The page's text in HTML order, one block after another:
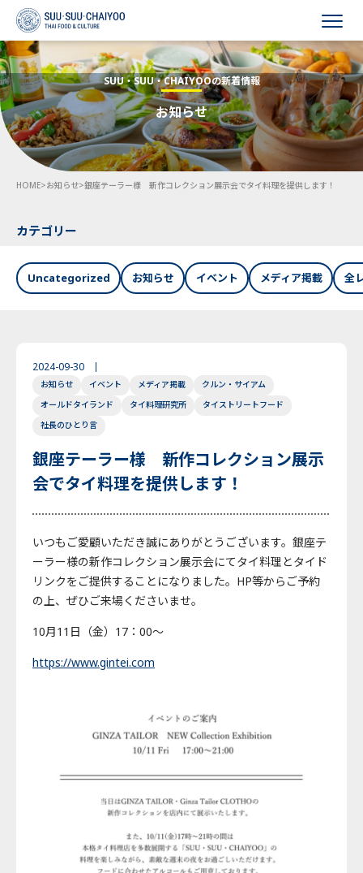
HOME
会社概要
事業内容
採用情報
お知らせ
お問い合わせ
English Japanese Thai
SUU・SUU・CHAIYOOの新着情報
お知らせ
HOME>お知らせ>銀座テーラー様 新作コレクション展示会でタイ料理を提供します！
カテゴリー
Uncategorized お知らせ イベント メディア掲載 全
2024-09-30
お知らせ イベント メディア掲載
クルン・サイアム
オールドタイランド
タイ料理研究所
タイストリートフード
社長のひとり言
銀座テーラー様 新作コレクション展示
会でタイ料理を提供します！
いつもご愛顧いただき誠にありがとうございます。銀座テ
ーラー様の新作コレクション展示会にてタイ料理とタイド
リンクをご提供することになりました。HP等からご予約
の上、ぜひご来場くださいませ。
10月11日（金）17：00～
https://www.gintei.com